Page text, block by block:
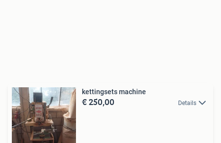
kettingsets machine
€ 250,00 Details